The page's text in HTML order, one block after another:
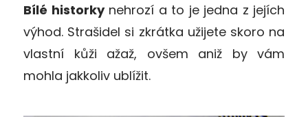
Bílé historkynehrozí a to je jedna z jejích
výhod. Strašidel si zkrátka užijete skoro na
vlastní kůži ažaž, ovšem aniž by vám
mohla jakkoliv ublížit.